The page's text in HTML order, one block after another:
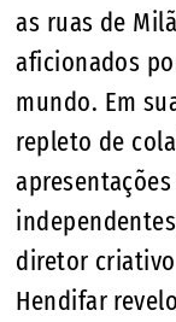
as ruas de
aficionados
mundo. Em
repleto de
diretor
Hendifar